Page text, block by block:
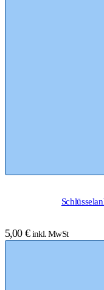
5,00 € inkl. MwSt